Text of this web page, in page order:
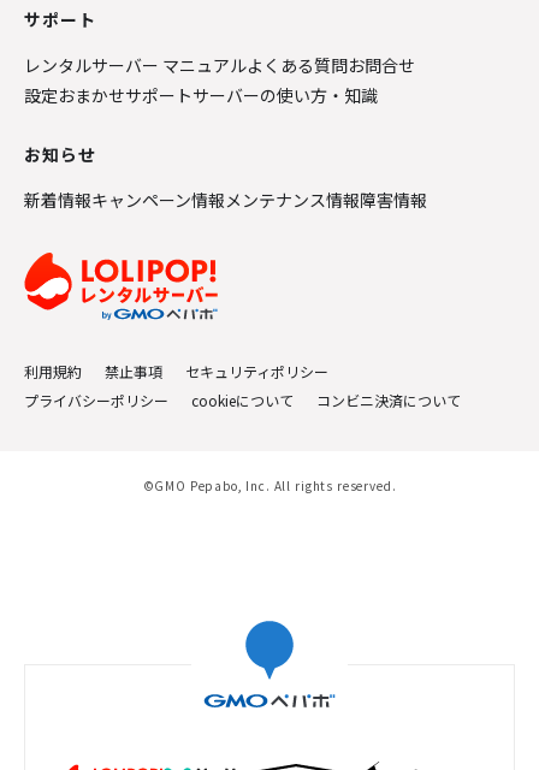
サポート
レンタルサーバー マニュアルよくある質問お問合せ
設定おまかせサポートサーバーの使い方・知識
お知らせ
新着情報キャンペーン情報メンテナンス情報障害情報
利用規約 禁止事項
セキュリティポリシー
プライバシーポリシー
cookieについて コンビニ決済について
©GMO Pepabo, Inc. All rights reserved.